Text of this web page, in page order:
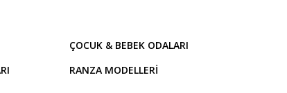
ÇOCUK & BEBEK ODALARI
RANZA MODELLERI